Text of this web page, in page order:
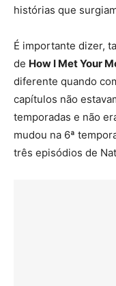
histórias que
É importante dizer,
de How I Met Your
diferente quando
capítulos não
temporadas e não
mudou na 6ª
três episódios de